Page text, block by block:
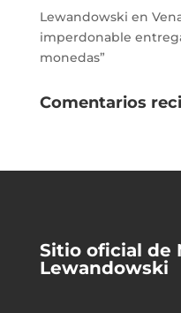
Lewandowski en
imperdonable
monedas”
Comentarios
Sitio oficial de
Lewandowski